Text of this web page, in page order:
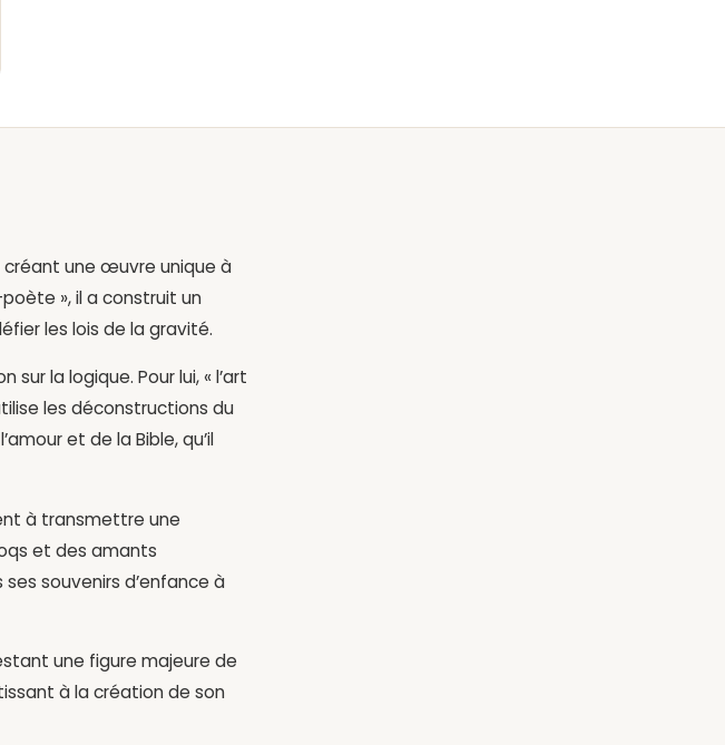
créant une œuvre unique à
», il a construit un
les lois de la gravité.
la logique. Pour lui, « l’art
les déconstructions du
et de la Bible, qu’il
à transmettre une
et des amants
souvenirs d’enfance à
une figure majeure de
à la création de son